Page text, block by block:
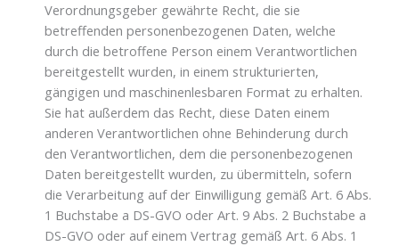
Verordnungsgeber gewährte Recht, die sie
betreffenden personenbezogenen Daten, welche
durch die betroffene Person einem Verantwortlichen
bereitgestellt wurden, in einem strukturierten,
gängigen und maschinenlesbaren Format zu erhalten.
Sie hat außerdem das Recht, diese Daten einem
anderen Verantwortlichen ohne Behinderung durch
den Verantwortlichen, dem die personenbezogenen
Daten bereitgestellt wurden, zu übermitteln, sofern
die Verarbeitung auf der Einwilligung gemäß Art. 6 Abs.
1 Buchstabe a DS-GVO oder Art. 9 Abs. 2 Buchstabe a
DS-GVO oder auf einem Vertrag gemäß Art. 6 Abs. 1